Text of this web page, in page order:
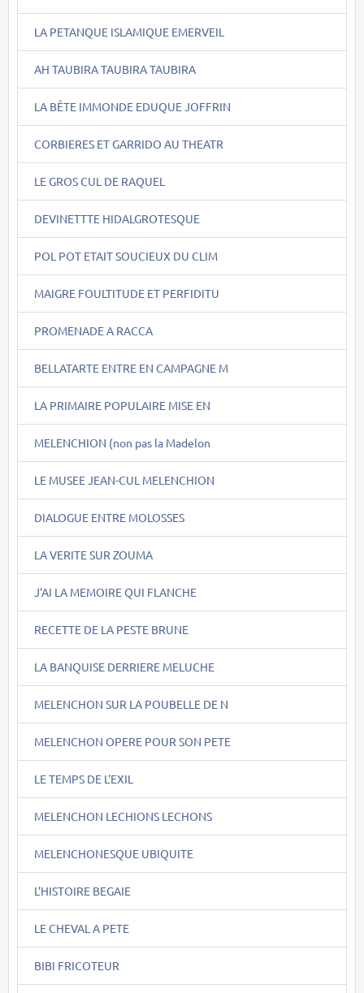
LA PETANQUE ISLAMIQUE EMERVEIL
AH TAUBIRA TAUBIRA TAUBIRA
LA BÊTE IMMONDE EDUQUE JOFFRIN
CORBIERES ET GARRIDO AU THEATR
LE GROS CUL DE RAQUEL
DEVINETTTE HIDALGROTESQUE
POL POT ETAIT SOUCIEUX DU CLIM
MAIGRE FOULTITUDE ET PERFIDITU
PROMENADE A RACCA
BELLATARTE ENTRE EN CAMPAGNE M
LA PRIMAIRE POPULAIRE MISE EN
MELENCHION (non pas la Madelon
LE MUSEE JEAN-CUL MELENCHION
DIALOGUE ENTRE MOLOSSES
LA VERITE SUR ZOUMA
J'AI LA MEMOIRE QUI FLANCHE
RECETTE DE LA PESTE BRUNE
LA BANQUISE DERRIERE MELUCHE
MELENCHON SUR LA POUBELLE DE N
MELENCHON OPERE POUR SON PETE
LE TEMPS DE L'EXIL
MELENCHON LECHIONS LECHONS
MELENCHONESQUE UBIQUITE
L'HISTOIRE BEGAIE
LE CHEVAL A PETE
BIBI FRICOTEUR